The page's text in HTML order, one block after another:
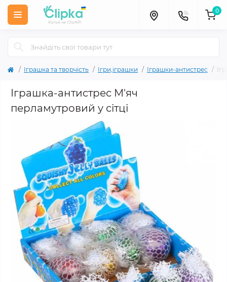
0
Іграшка та творчість Ігри,іграшки Іграшки-антистрес
Іграшка-антистрес М'яч
перламутровий у сітці